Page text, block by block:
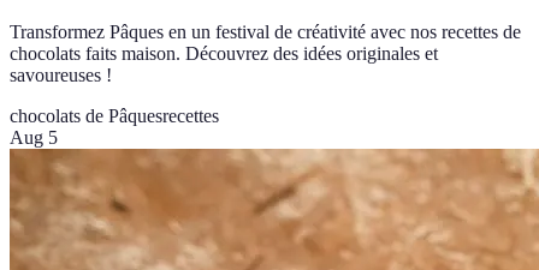
Transformez Pâques en un festival de créativité avec nos recettes de
chocolats faits maison. Découvrez des idées originales et
savoureuses !
chocolats de Pâquesrecettes
Aug 5